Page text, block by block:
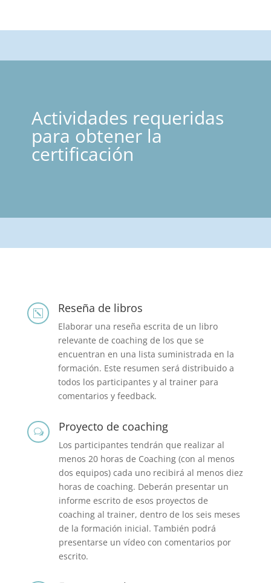
Actividades requeridas
para obtener la
certificación
k Reseña de libros
Elaborar una reseña escrita de un libro
relevante de coaching de los que se
encuentran en una lista suministrada en la
formación. Este resumen será distribuido a
todos los participantes y al trainer para
comentarios y feedback.
w Proyecto de coaching
Los participantes tendrán que realizar al
menos 20 horas de Coaching (con al menos
dos equipos) cada uno recibirá al menos diez
horas de coaching. Deberán presentar un
informe escrito de esos proyectos de
coaching al trainer, dentro de los seis meses
de la formación inicial. También podrá
presentarse un vídeo con comentarios por
escrito.